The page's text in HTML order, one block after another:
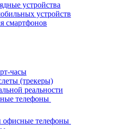
устройства
устройств
смартфонов
часы
(трекеры)
реальности
телефоны
телефоны